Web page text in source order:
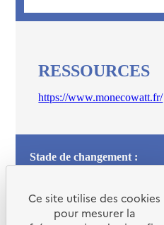
RESSOURCES
https://www.monecowatt.fr/
Stade de changement :
Ce site utilise des cookies
pour mesurer la